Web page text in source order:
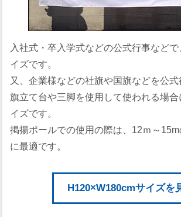
入社式・卒入学式などの公式行事など
イズです。
又、企業様などの社旗や国旗などを公
旗立て台や三脚を使用して使われる場
イズです。
掲揚ポールでの使用の際は、12ｍ～
に最適です。
H120×W180cmサイズを